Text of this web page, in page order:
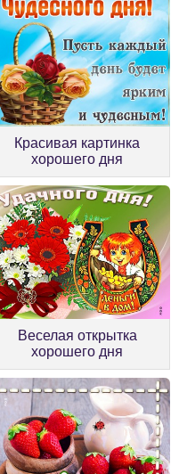
Красивая картинка
хорошего дня
Веселая открытка
хорошего дня